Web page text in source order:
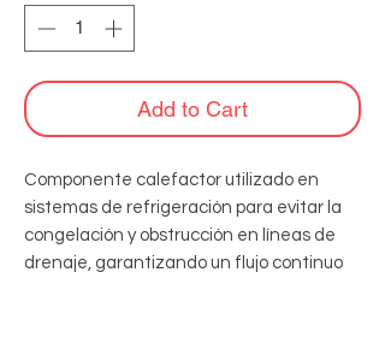
Add to Cart
Componente calefactor utilizado en
sistemas de refrigeración para evitar la
congelación y obstrucción en líneas de
drenaje, garantizando un flujo continuo